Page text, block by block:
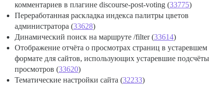
комментариев в плагине discourse-post-voting (33775)
Переработанная раскладка индекса палитры цветов
администратора (33628)
Динамический поиск на маршруте /filter (33614)
Отображение отчёта о просмотрах страниц в устаревшем
формате для сайтов, использующих устаревшие подсчёты
просмотров (33620)
Тематические настройки сайта (32233)